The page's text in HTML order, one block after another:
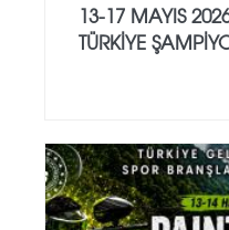
13-17 MAYIS
TÜRKİYE